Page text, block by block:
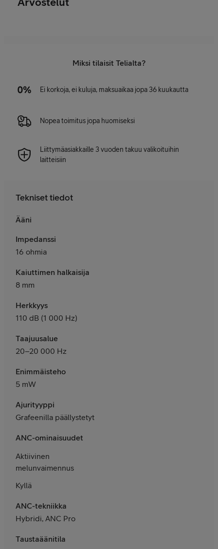
Miksi tilaisit Telialta?
Ei korkoja, ei kuluja, maksuaikaa jopa 36 kuukautta
Nopea toimitus jopa huomiseksi
Liittymäasiakkaille 3 vuoden takuu valikoituihin
laitteisiin
Tekniset tiedot
Ääni
Impedanssi
16 ohmia
Kaiuttimen halkaisija
8 mm
Herkkyys
110 dB (1 000 Hz)
Taajuusalue
20–20 000 Hz
Enimmäisteho
5 mW
Ajurityyppi
Grafeenilla päällystetyt
ANC-ominaisuudet
Aktiivinen
melunvaimennus
Kyllä
ANC-tekniikka
Hybridi, ANC Pro
Taustaäänitila